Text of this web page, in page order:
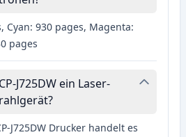
Cyan: 930 pages, Magenta:
pages
J725DW ein Laser-
J725DW Drucker handelt es